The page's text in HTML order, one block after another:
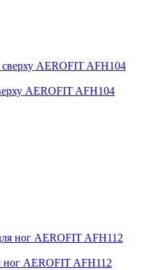
AEROFIT AFH104
AEROFIT AFH112